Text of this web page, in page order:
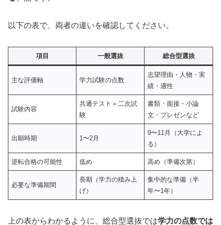
以下の表で、両者の違いを確認してください。
項目 一般選抜 総合型選抜
主な評価軸 学力試験の点数
志望理由・人物・実
績・適性
試験内容
共通テスト＋二次試
験
書類・面接・小論
文・プレゼンなど
出願時期 1〜2月
9〜11月（大学によ
る）
逆転合格の可能性 低め 高め（準備次第）
必要な準備期間
長期（学力の積み上
げ）
集中的な準備（半
年〜1年）
上の表からわかるように、総合型選抜では学力の点数では